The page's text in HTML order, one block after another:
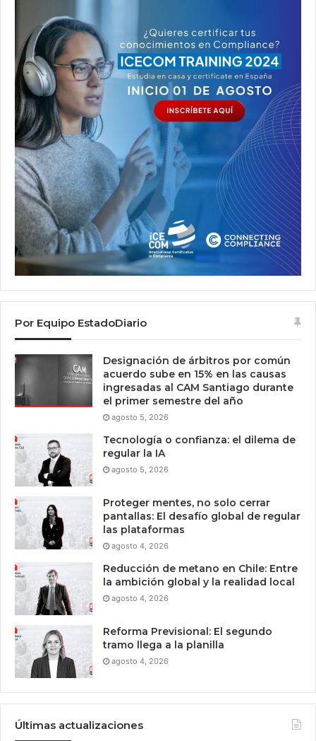
Por Equipo EstadoDiario
Designación de árbitros por común
acuerdo sube en 15% en las causas
ingresadas al CAM Santiago durante
el primer semestre del año
agosto 5, 2026
Tecnología o confianza: el dilema de
regular la IA
agosto 5, 2026
Proteger mentes, no solo cerrar
pantallas: El desafío global de regular
las plataformas
agosto 4, 2026
Reducción de metano en Chile: Entre
la ambición global y la realidad local
agosto 4, 2026
Reforma Previsional: El segundo
tramo llega a la planilla
agosto 4, 2026
Últimas actualizaciones